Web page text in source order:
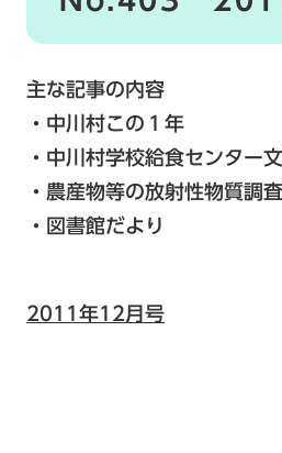
主な記事の内容
・中川村この１年
・中川村学校給食センター
・農産物等の放射性物質調
・図書館だより
2011年12月号